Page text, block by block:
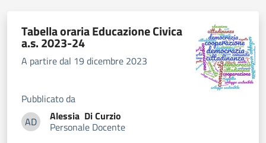
Tabella oraria Educazione Civica
a.s. 2023-24
A partire dal 19 dicembre 2023
Pubblicato da
ADAlessia Di Curzio
Alessia Di Curzio
Personale Docente